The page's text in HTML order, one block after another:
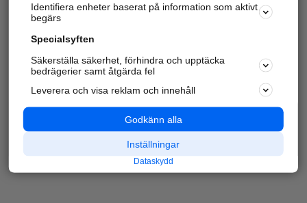
Identifiera enheter baserat på information som aktivt
begärs
Specialsyften
Säkerställa säkerhet, förhindra och upptäcka
bedrägerier samt åtgärda fel
Leverera och visa reklam och innehåll
Godkänn alla
Inställningar
Dataskydd